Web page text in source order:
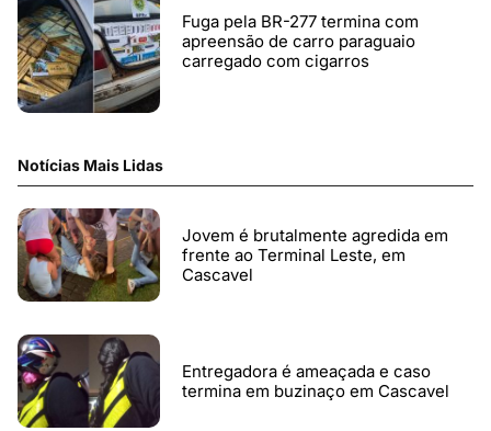
Fuga pela BR-277 termina com
apreensão de carro paraguaio
carregado com cigarros
Notícias Mais Lidas
Jovem é brutalmente agredida em
frente ao Terminal Leste, em
Cascavel
Entregadora é ameaçada e caso
termina em buzinaço em Cascavel